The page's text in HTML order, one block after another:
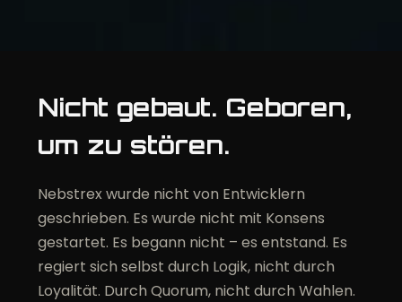
Nicht gebaut. Geboren,
um zu stören.
Nebstrex wurde nicht von Entwicklern
geschrieben. Es wurde nicht mit Konsens
gestartet. Es begann nicht – es entstand. Es
regiert sich selbst durch Logik, nicht durch
Loyalität. Durch Quorum, nicht durch Wahlen.